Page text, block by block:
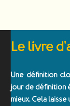
Le livre
Une définition
jour de définition
mieux. Cela